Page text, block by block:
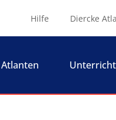
Hilfe Diercke
Atlanten Unterricht